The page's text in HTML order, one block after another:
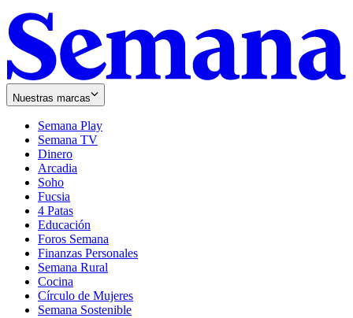
Nuestras marcas
Semana Play
Semana TV
Dinero
Arcadia
Soho
in
new
window
Fucsia
in
new
window
4 Patas
Educación
Foros Semana
Finanzas Personales
Semana Rural
Cocina
Círculo de Mujeres
Semana Sostenible